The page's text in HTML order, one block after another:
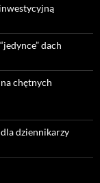
dach
chętnych
dziennikarzy